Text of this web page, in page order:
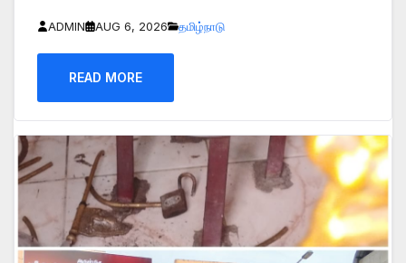
ADMIN AUG 6, 2026 தமிழ்நாடு
READ MORE